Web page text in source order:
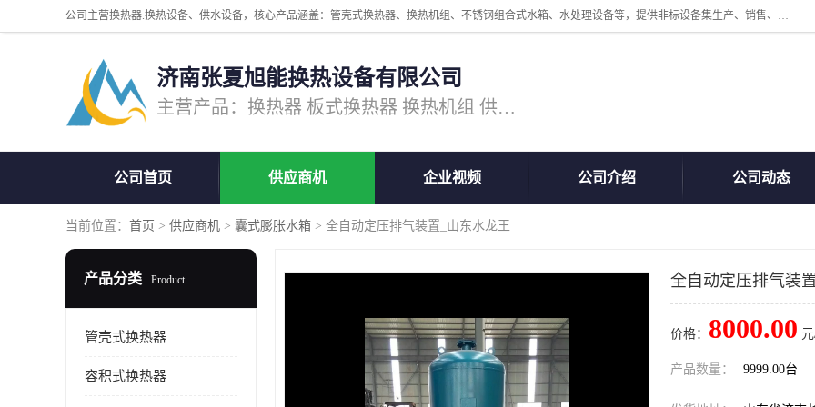
公司主营换热器.换热设备、供水设备，核心产品涵盖：管壳式换热器、换热机组、不锈钢组合式水箱、水处理设备等，提供非标设备集生产、销售、安装一体化服务，可满足全国酒店、学校、医院、商业综合体、工业项目等多场景换热与供水需求。
济南张夏旭能换热设备有限公司
主营产品：换热器 板式换热器 换热机组 供水设备 水处理设备
公司首页 供应商机 企业视频 公司介绍 公司动态
当前位置： 首页 > 供应商机 > 囊式膨胀水箱 > 全自动定压排气装置_山东水龙王
产品分类 Product
管壳式换热器
容积式换热器
全自动定压排气装
价格： 8000.00
产品数量： 9999.00台